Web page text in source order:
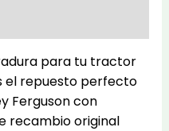
para tu tractor
el repuesto perfecto
Ferguson con
recambio original